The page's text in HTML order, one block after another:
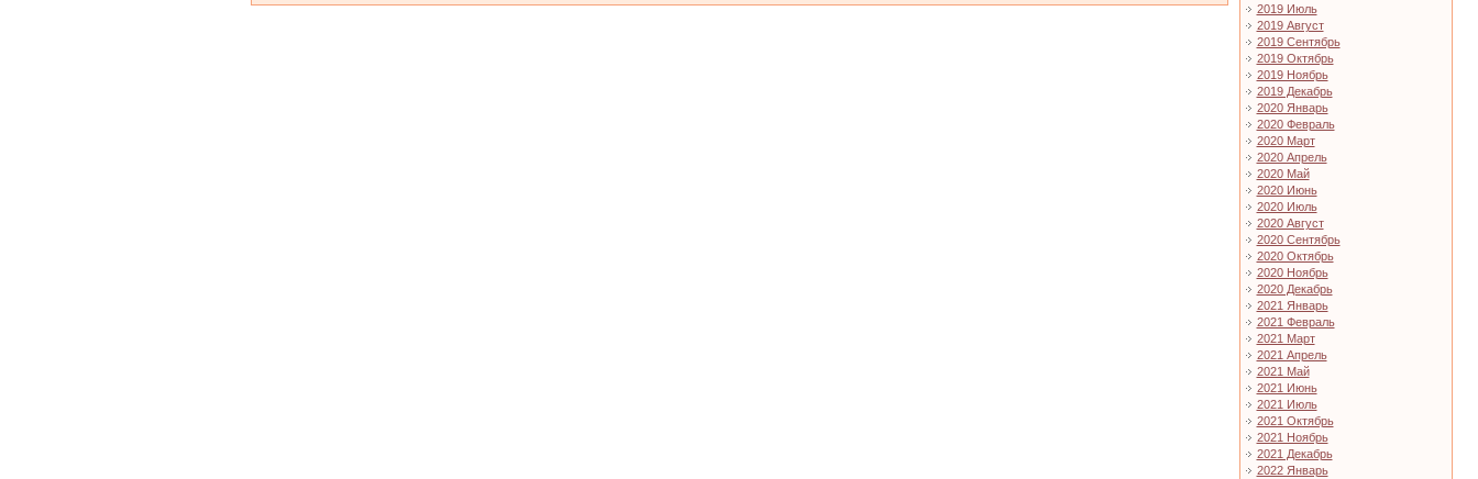
2019 Июль
2019 Август
2019 Сентябрь
2019 Октябрь
2019 Ноябрь
2019 Декабрь
2020 Январь
2020 Февраль
2020 Март
2020 Апрель
2020 Май
2020 Июнь
2020 Июль
2020 Август
2020 Сентябрь
2020 Октябрь
2020 Ноябрь
2020 Декабрь
2021 Январь
2021 Февраль
2021 Март
2021 Апрель
2021 Май
2021 Июнь
2021 Июль
2021 Октябрь
2021 Ноябрь
2021 Декабрь
2022 Январь